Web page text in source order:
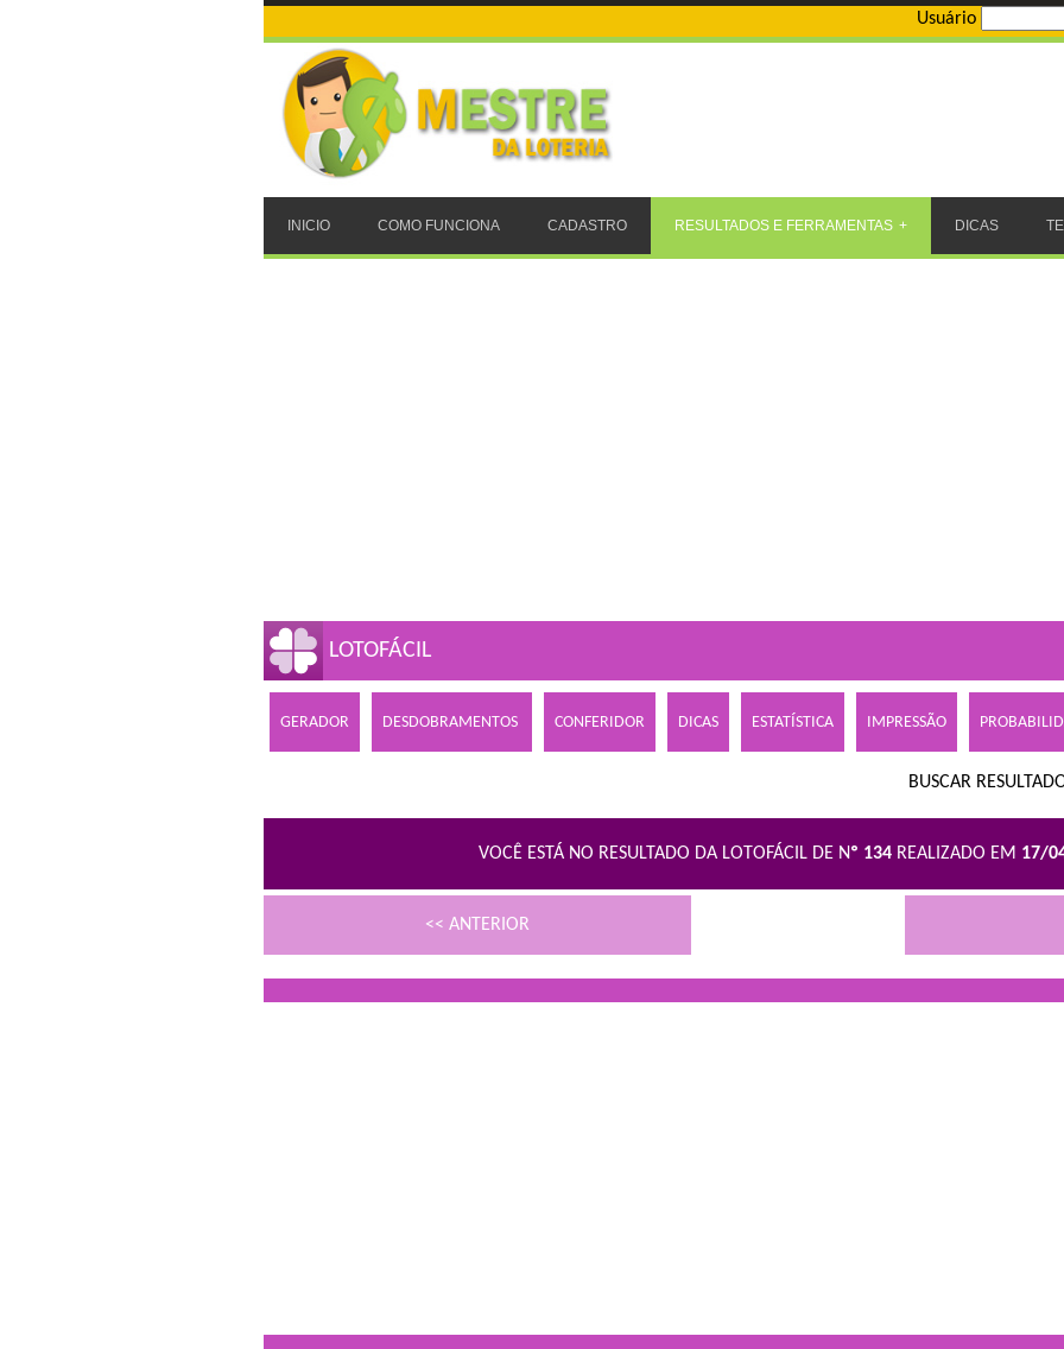
Usuário
INICIO COMO FUNCIONA CADASTRO RESULTADOS E FERRAMENTAS DICAS
LOTOFÁCIL
GERADOR DESDOBRAMENTOS CONFERIDOR DICAS ESTATÍSTICA IMPRESSÃO
BUSCAR
VOCÊ ESTÁ NO RESULTADO DA LOTOFÁCIL DE Nº 134 REALIZADO EM 17/
<< ANTERIOR